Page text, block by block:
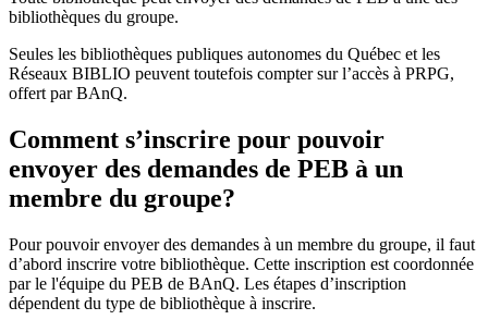
bibliothèques du groupe.
Seules les bibliothèques publiques autonomes du Québec et les
Réseaux BIBLIO peuvent toutefois compter sur l’accès à PRPG,
offert par BAnQ.
Comment s’inscrire pour pouvoir
envoyer des demandes de PEB à un
membre du groupe?
Pour pouvoir envoyer des demandes à un membre du groupe, il faut
d’abord inscrire votre bibliothèque. Cette inscription est coordonnée
par le l'équipe du PEB de BAnQ. Les étapes d’inscription
dépendent du type de bibliothèque à inscrire.